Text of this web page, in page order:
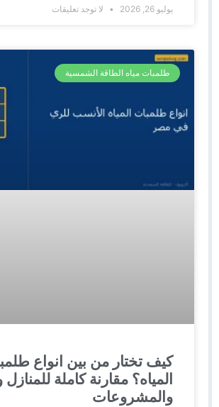
يوليو 26, 2026 لا توجد تعليقات
طلمبات مياه الطاقة الشمسية
كيف تختار من بين انواع
المياه؟ مقارنة كاملة للمنازل
والمشروعات